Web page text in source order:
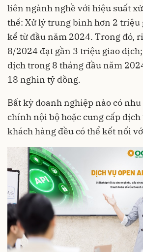
liên ngành nghề với hiệu suất
thể: Xử lý trung bình hơn 2
kể từ đầu năm 2024. Trong đó,
8/2024 đạt gần 3 triệu giao
dịch trong 8 tháng đầu năm
18 nghìn tỷ đồng.
Bất kỳ doanh nghiệp nào có
chính nội bộ hoặc cung cấp
khách hàng đều có thể kết nối